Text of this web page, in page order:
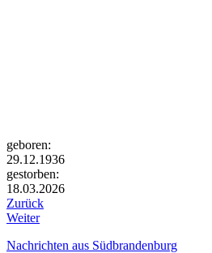
geboren:
29.12.1936
gestorben:
18.03.2026
Zurück
Weiter
Nachrichten aus Südbrandenburg